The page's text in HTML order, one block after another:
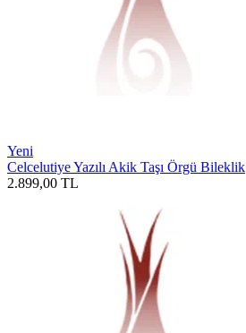
Yeni
Celcelutiye Yazılı Akik Taşı Örgü Bileklik
2.899,00 TL